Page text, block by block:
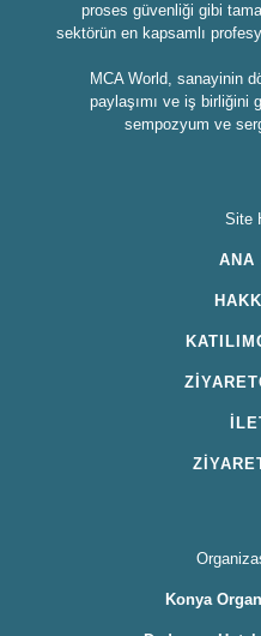
proses güvenliği gibi
sektörün en kapsamlı
MCA World, sanayinin
paylaşımı ve iş birliğini
sempozyum ve
Site
ANA
Konya